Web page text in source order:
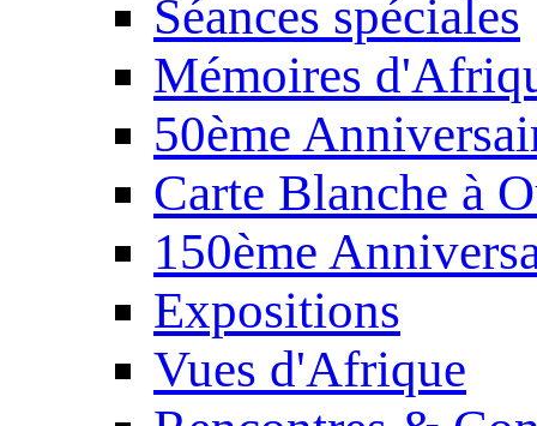
Séances spéciales
Mémoires
50ème
Carte Blanche à
150ème
Expositions
Vues d'Afrique